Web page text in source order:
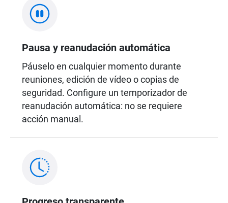
Pausa y reanudación automática
Páuselo en cualquier momento durante
reuniones, edición de vídeo o copias de
seguridad. Configure un temporizador de
reanudación automática: no se requiere
acción manual.